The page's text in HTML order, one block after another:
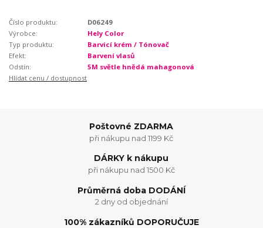
Číslo produktu:
D06249
Výrobce:
Hely Color
Typ produktu:
Barvicí krém / Tónovač
Efekt:
Barvení vlasů
Odstín:
5M světle hnědá mahagonová
Hlídat cenu / dostupnost
Poštovné ZDARMA
při nákupu nad 1199 Kč
DÁRKY k nákupu
při nákupu nad 1500 Kč
Průměrná doba DODÁNÍ
2 dny od objednání
100% zákazníků DOPORUČUJE